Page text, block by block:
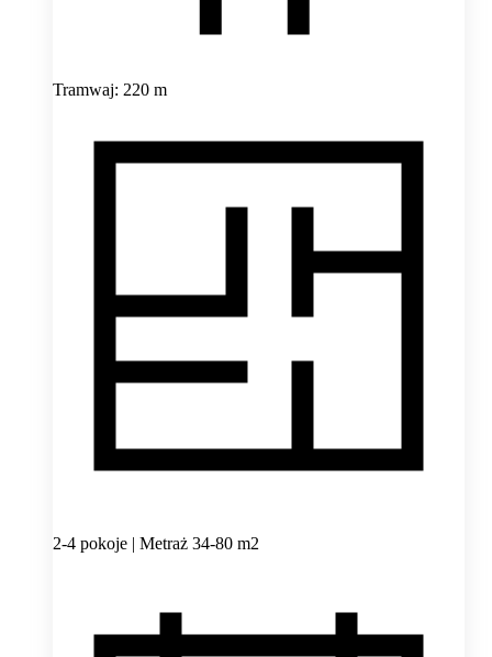
Tramwaj: 220 m
2-4 pokoje | Metraż 34-80 m2